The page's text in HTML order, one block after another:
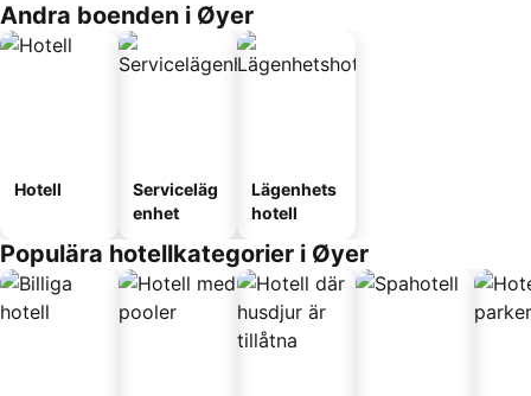
Andra boenden i Øyer
Hotell
Serviceläg
enhet
Lägenhets
hotell
Populära hotellkategorier i Øyer